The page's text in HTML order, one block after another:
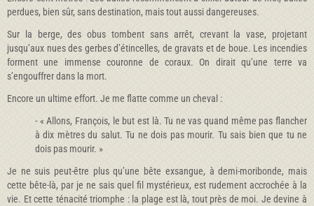
perdues, bien sûr, sans destination, mais tout aussi dangereuses.
Sur la berge, des obus tombent sans arrêt, crevant la vase, projetant
jusqu’aux nues des gerbes d’étincelles, de gravats et de boue. Les incendies
forment une immense couronne de coraux. On dirait qu’une terre va
s’engouffrer dans la mort.
Encore un ultime effort. Je me flatte comme un cheval :
- « Allons, François, le but est là. Tu ne vas quand même pas flancher
à dix mètres du salut. Tu ne dois pas mourir. Tu sais bien que tu ne
dois pas mourir. »
Je ne suis peut-être plus qu’une bête exsangue, à demi-moribonde, mais
cette bête-là, par je ne sais quel fil mystérieux, est rudement accrochée à la
vie. Et cette ténacité triomphe : la plage est là, tout près de moi. Je devine à